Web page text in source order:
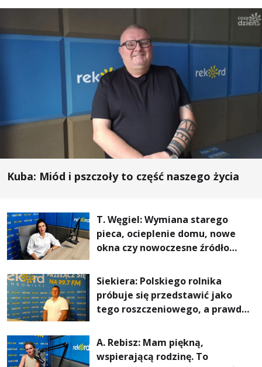
Kuba: Miód i pszczoły to część naszego życia
T. Węgiel: Wymiana starego
pieca, ocieplenie domu, nowe
okna czy nowoczesne źródło
rachunki za energię, lepszy
komfort życia i... czystsze
powietrze
Siekiera: Polskiego rolnika
próbuje się przedstawić jako
tego roszczeniowego, a prawda
A. Rebisz: Mam piękną,
wspierającą rodzinę. To